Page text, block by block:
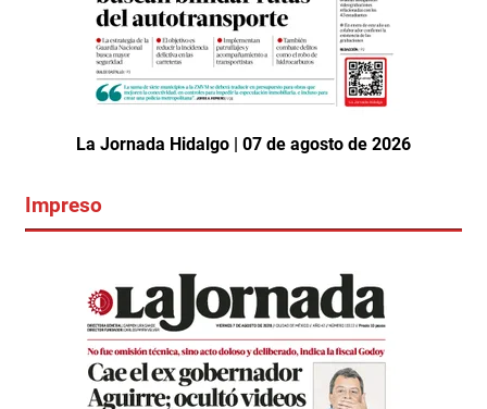
La Jornada Hidalgo | 07 de agosto de 2026
Impreso